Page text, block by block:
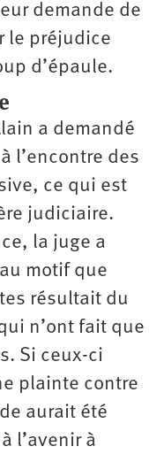
demande de
le préjudice
d’épaule.
a demandé
l’encontre des
ce qui est
judiciaire.
la juge a
motif que
résultait du
n’ont fait que
Si ceux-ci
plainte contre
aurait été
l’avenir à